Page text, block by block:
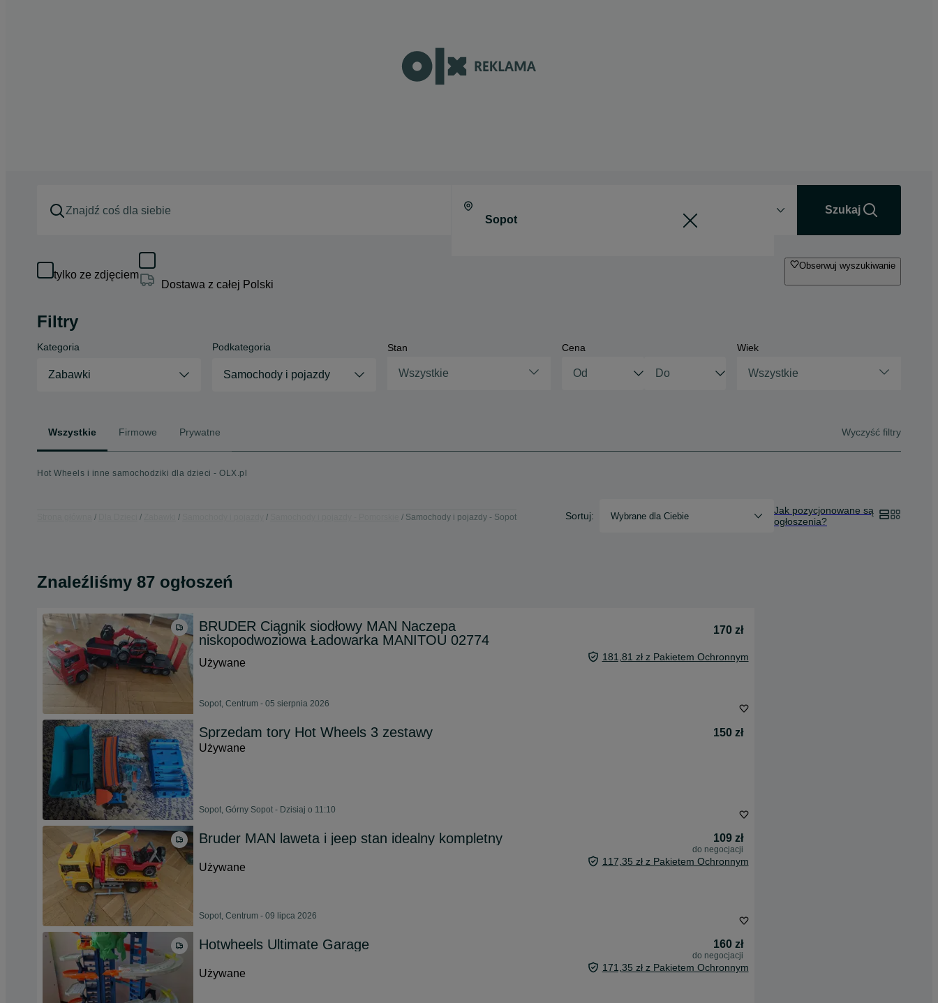
Szukaj
tylko ze zdjęciem
Dostawa z całej Polski
Obserwuj wyszukiwanie
Filtry
Kategoria
Zabawki
Podkategoria
Samochody i pojazdy
Stan
Wszystkie
Cena Wiek
Wszystkie
Wszystkie Firmowe Prywatne Wyczyść filtry
Hot Wheels i inne samochodziki dla dzieci - OLX.pl
Samochody i pojazdy - Sopot Sortuj: Wybrane dla Ciebie
Jak pozycjonowane są
ogłoszenia?
Znaleźliśmy 87 ogłoszeń
BRUDER Ciągnik siodłowy MAN Naczepa
niskopodwoziowa Ładowarka MANITOU 02774
170 zł
Używane 181,81 zł z Pakietem Ochronnym
Sopot, Centrum - 05 sierpnia 2026
Sprzedam tory Hot Wheels 3 zestawy
150 zł
Używane
Sopot, Górny Sopot - Dzisiaj o 11:10
Bruder MAN laweta i jeep stan idealny kompletny 109 zł
do negocjacji
Używane 117,35 zł z Pakietem Ochronnym
Sopot, Centrum - 09 lipca 2026
Hotwheels Ultimate Garage 160 zł
do negocjacji
Używane 171,35 zł z Pakietem Ochronnym